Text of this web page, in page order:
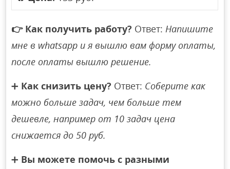
👉 Как получить работу? Ответ:Напишите
мне в whatsapp и я вышлю вам форму оплаты,
после оплаты вышлю решение.
➕ Как снизить цену? Ответ: Соберите как
можно больше задач, чем больше тем
дешевле, например от 10 задач цена
снижается до 50 руб.
➕ Вы можете помочь с разными